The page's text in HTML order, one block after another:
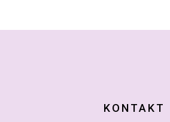
KONTAKT